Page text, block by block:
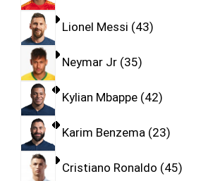
Lionel Messi 43
Neymar Jr 35
Kylian Mbappe 42
Karim Benzema 23
Cristiano Ronaldo 45